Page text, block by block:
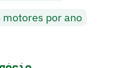
motores por ano